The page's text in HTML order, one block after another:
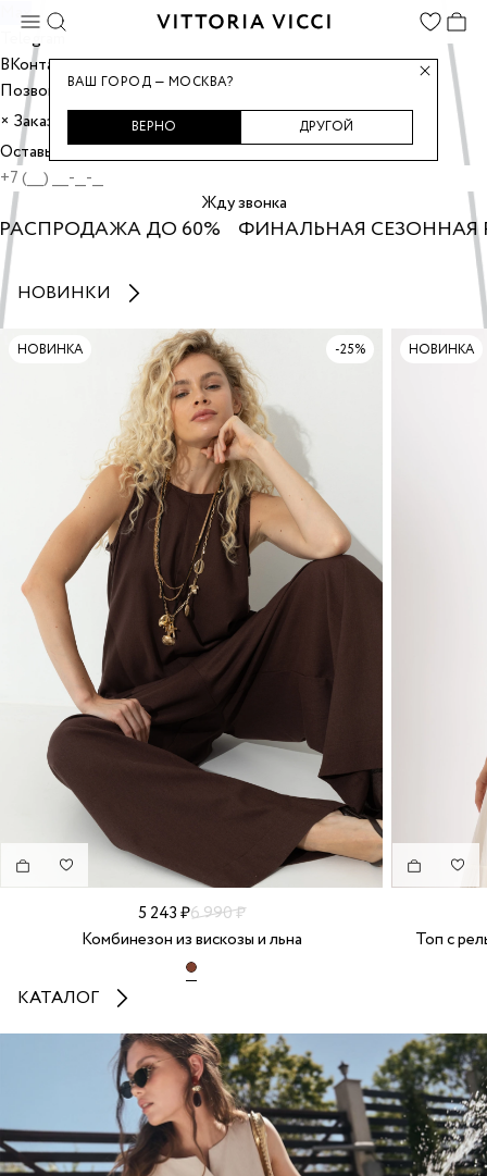
Max
Telegram
ВКонтакте
Позвонить
× Заказать звонок
Оставьте номер, и мы перезвоним вам.
Жду звонка
ДО 60% ФИНАЛЬНАЯ СЕЗОННАЯ
НОВИНКИ
5 243 ₽6 990 ₽
Комбинезон из вискозы и льна
НОВИНКА -25%
Топ с
НОВИНКА
КАТАЛОГ
ВАШ ГОРОД — МОСКВА?
ВЕРНО ДРУГОЙ